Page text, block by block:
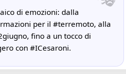
di emozioni: dalla
per il #terremoto, alla
fino a un tocco di
con #ICesaroni.